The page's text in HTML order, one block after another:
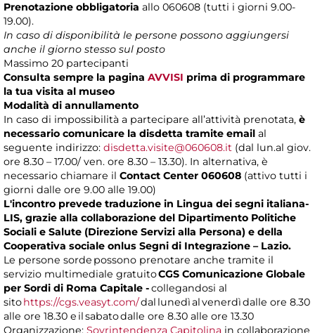
Prenotazione obbligatoria allo 060608 (tutti i giorni 9.00-
19.00).
In caso di disponibilità le persone possono aggiungersi
anche il giorno stesso sul posto
Massimo 20 partecipanti
Consulta sempre la pagina AVVISI prima di programmare
la tua visita al museo
Modalità di annullamento
In caso di impossibilità a partecipare all’attività prenotata, è
necessario comunicare la disdetta tramite email al
seguente indirizzo: disdetta.visite@060608.it (dal lun.al giov.
ore 8.30 – 17.00/ ven. ore 8.30 – 13.30). In alternativa, è
necessario chiamare il Contact Center 060608 (attivo tutti i
giorni dalle ore 9.00 alle 19.00)
L'incontro prevede traduzione in Lingua dei segni italiana-
LIS, grazie alla collaborazione del Dipartimento Politiche
Sociali e Salute (Direzione Servizi alla Persona) e della
Cooperativa sociale onlus Segni di Integrazione – Lazio.
Le persone sorde possono prenotare anche tramite il
servizio multimediale gratuitoCGS Comunicazione Globale
per Sordi di Roma Capitale -collegandosi al
sitohttps://cgs.veasyt.com/dal lunedì al venerdì dalle ore 8.30
alle ore 18.30 e il sabato dalle ore 8.30 alle ore 13.30
Organizzazione: Sovrintendenza Capitolina in collaborazione